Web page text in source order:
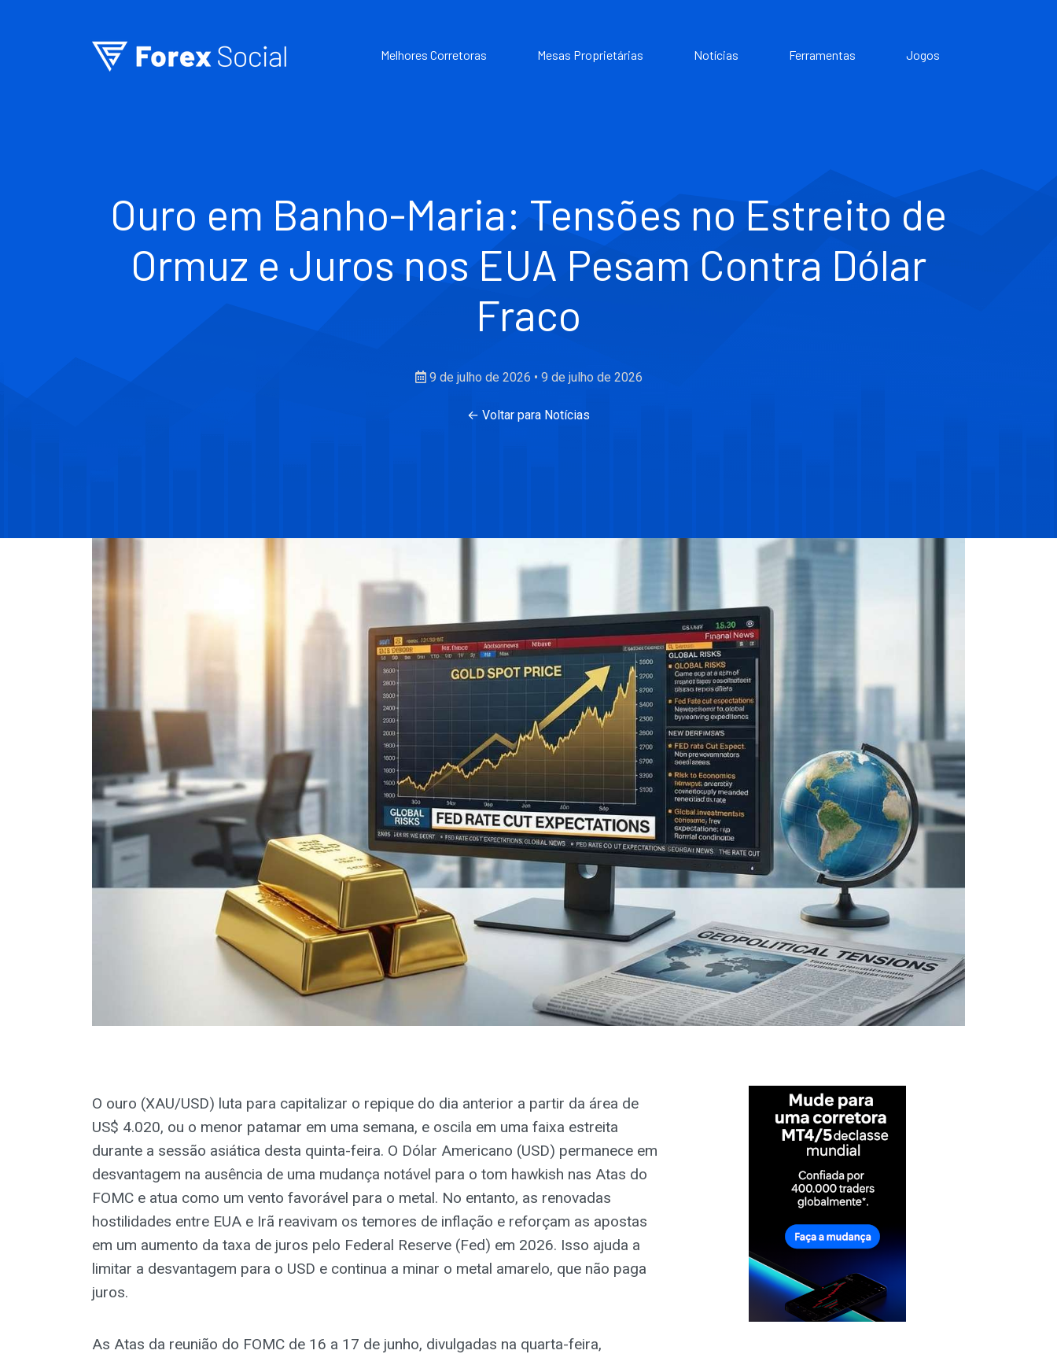
Melhores Corretoras Mesas Proprietárias Notícias Ferramentas Jogos
Ouro em Banho-Maria: Tensões no Estreito de
Ormuz e Juros nos EUA Pesam Contra Dólar
Fraco
9 de julho de 2026 • 9 de julho de 2026
← Voltar para Notícias
O ouro (XAU/USD) luta para capitalizar o repique do dia anterior a partir da área de
US$ 4.020, ou o menor patamar em uma semana, e oscila em uma faixa estreita
durante a sessão asiática desta quinta-feira. O Dólar Americano (USD) permanece em
desvantagem na ausência de uma mudança notável para o tom hawkish nas Atas do
FOMC e atua como um vento favorável para o metal. No entanto, as renovadas
hostilidades entre EUA e Irã reavivam os temores de inflação e reforçam as apostas
em um aumento da taxa de juros pelo Federal Reserve (Fed) em 2026. Isso ajuda a
limitar a desvantagem para o USD e continua a minar o metal amarelo, que não paga
juros.
As Atas da reunião do FOMC de 16 a 17 de junho, divulgadas na quarta-feira,